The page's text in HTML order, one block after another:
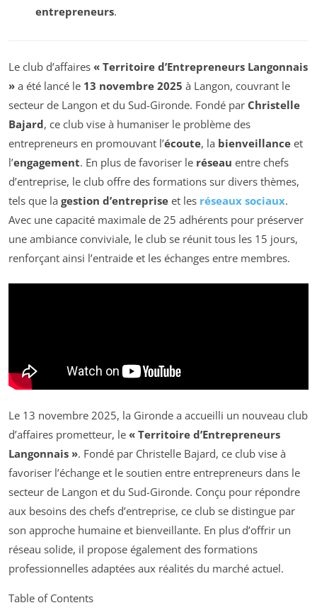
entrepreneurs.
Le club d’affaires « Territoire d’Entrepreneurs Langonnais
» a été lancé le 13 novembre 2025 à Langon, couvrant le
secteur de Langon et du Sud-Gironde. Fondé par Christelle
Bajard, ce club vise à humaniser le problème des
entrepreneurs en promouvant l’écoute, la bienveillance et
l’engagement. En plus de favoriser le réseau entre chefs
d’entreprise, le club offre des formations sur divers thèmes,
tels que la gestion d’entreprise et les réseaux sociaux.
Avec une capacité maximale de 25 adhérents pour préserver
une ambiance conviviale, le club se réunit tous les 15 jours,
renforçant ainsi l’entraide et les échanges entre membres.
Le 13 novembre 2025, la Gironde a accueilli un nouveau club
d’affaires prometteur, le « Territoire d’Entrepreneurs
Langonnais ». Fondé par Christelle Bajard, ce club vise à
favoriser l’échange et le soutien entre entrepreneurs dans le
secteur de Langon et du Sud-Gironde. Conçu pour répondre
aux besoins des chefs d’entreprise, ce club se distingue par
son approche humaine et bienveillante. En plus d’offrir un
réseau solide, il propose également des formations
professionnelles adaptées aux réalités du marché actuel.
Table of Contents